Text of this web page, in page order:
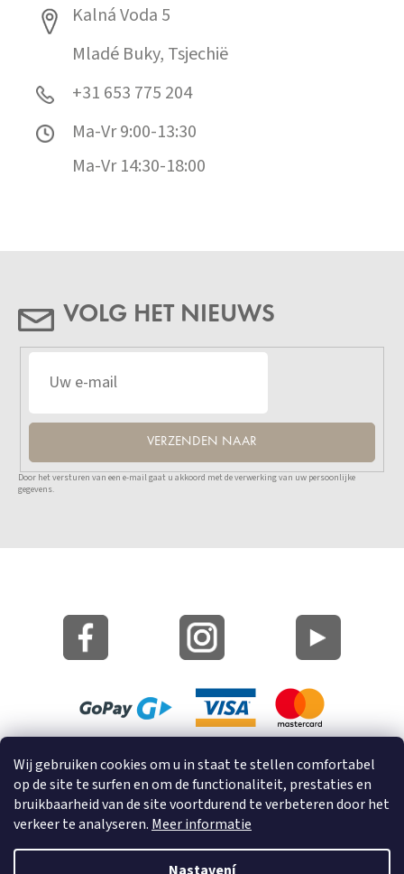
Wij gebruiken cookies om u in staat te stellen comfortabel
op de site te surfen en om de functionaliteit, prestaties en
bruikbaarheid van de site voortdurend te verbeteren door het
verkeer te analyseren. Meer informatie
Kalná Voda 5
Mladé Buky, Tsjechië
+31 653 775 204
Ma-Vr 9:00-13:30
Ma-Vr 14:30-18:00
VOLG HET NIEUWS
VERZENDEN NAAR
Door het versturen van een e-mail gaat u akkoord met de verwerking van uw persoonlijke
gegevens.
Informatie over cookies
© 2023 GRUND a.s.